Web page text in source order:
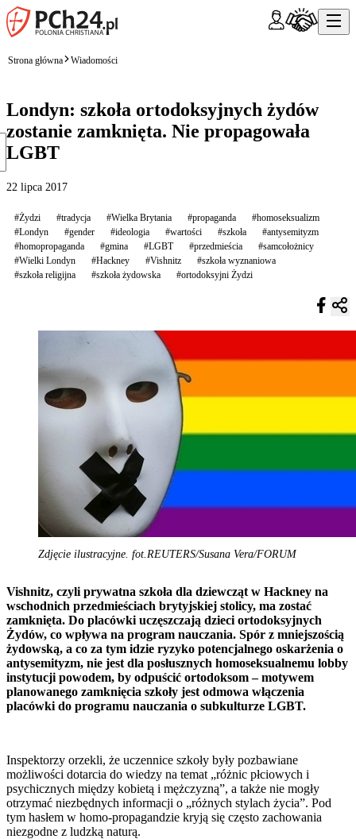
Strona główna Wiadomości
Londyn: szkoła ortodoksyjnych żydów
zostanie zamknięta. Nie propagowała
LGBT
22 lipca 2017
#Żydzi #tradycja #Wielka Brytania #propaganda
#homoseksualizm
#Londyn
#gender #ideologia #wartości #szkoła
#antysemityzm
#homopropaganda
#gmina #LGBT #przedmieścia
#samcołożnicy
#Wielki Londyn
#Hackney #Vishnitz
#szkoła wyznaniowa
#szkoła religijna
#szkoła żydowska #ortodoksyjni Żydzi
Zdjęcie ilustracyjne. fot.REUTERS/Susana Vera/FORUM
Vishnitz, czyli prywatna szkoła dla dziewcząt w Hackney na
wschodnich przedmieściach brytyjskiej stolicy, ma zostać
zamknięta. Do placówki uczęszczają dzieci ortodoksyjnych
Żydów, co wpływa na program nauczania. Spór z mniejszością
żydowską, a co za tym idzie ryzyko potencjalnego oskarżenia o
antysemityzm, nie jest dla posłusznych homoseksualnemu lobby
instytucji powodem, by odpuścić ortodoksom – motywem
planowanego zamknięcia szkoły jest odmowa włączenia
placówki do programu nauczania o subkulturze LGBT.
Inspektorzy orzekli, że uczennice szkoły były pozbawiane
możliwości dotarcia do wiedzy na temat „różnic płciowych i
psychicznych między kobietą i mężczyzną”, a także nie mogły
otrzymać niezbędnych informacji o „różnych stylach życia”. Pod
tym hasłem w homo-propagandzie kryją się często zachowania
niezgodne z ludzką naturą.